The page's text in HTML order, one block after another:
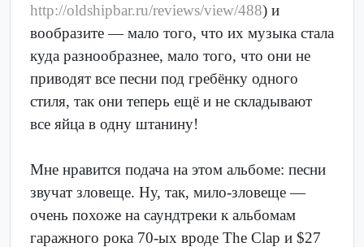
http://oldshipbar.ru/reviews/view/488) и
вообразите — мало того, что их музыка стала
куда разнообразнее, мало того, что они не
приводят все песни под гребёнку одного
стиля, так они теперь ещё и не складывают
все яйца в одну штанину!
Мне нравится подача на этом альбоме: песни
звучат зловеще. Ну, так, мило-зловеще —
очень похоже на саундтреки к альбомам
гаражного рока 70-ых вроде The Clap и $27